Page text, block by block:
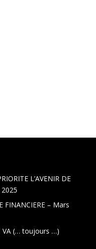
L’AVENIR DE
2025
FINANCIERE – Mars
VA (… toujours …)